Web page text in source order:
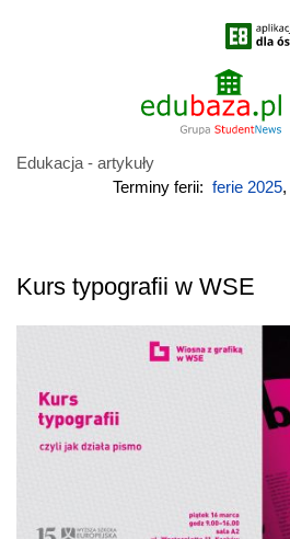
Edukacja - artykuły
Terminy ferii: ferie 2025,
Kurs typografii w WSE